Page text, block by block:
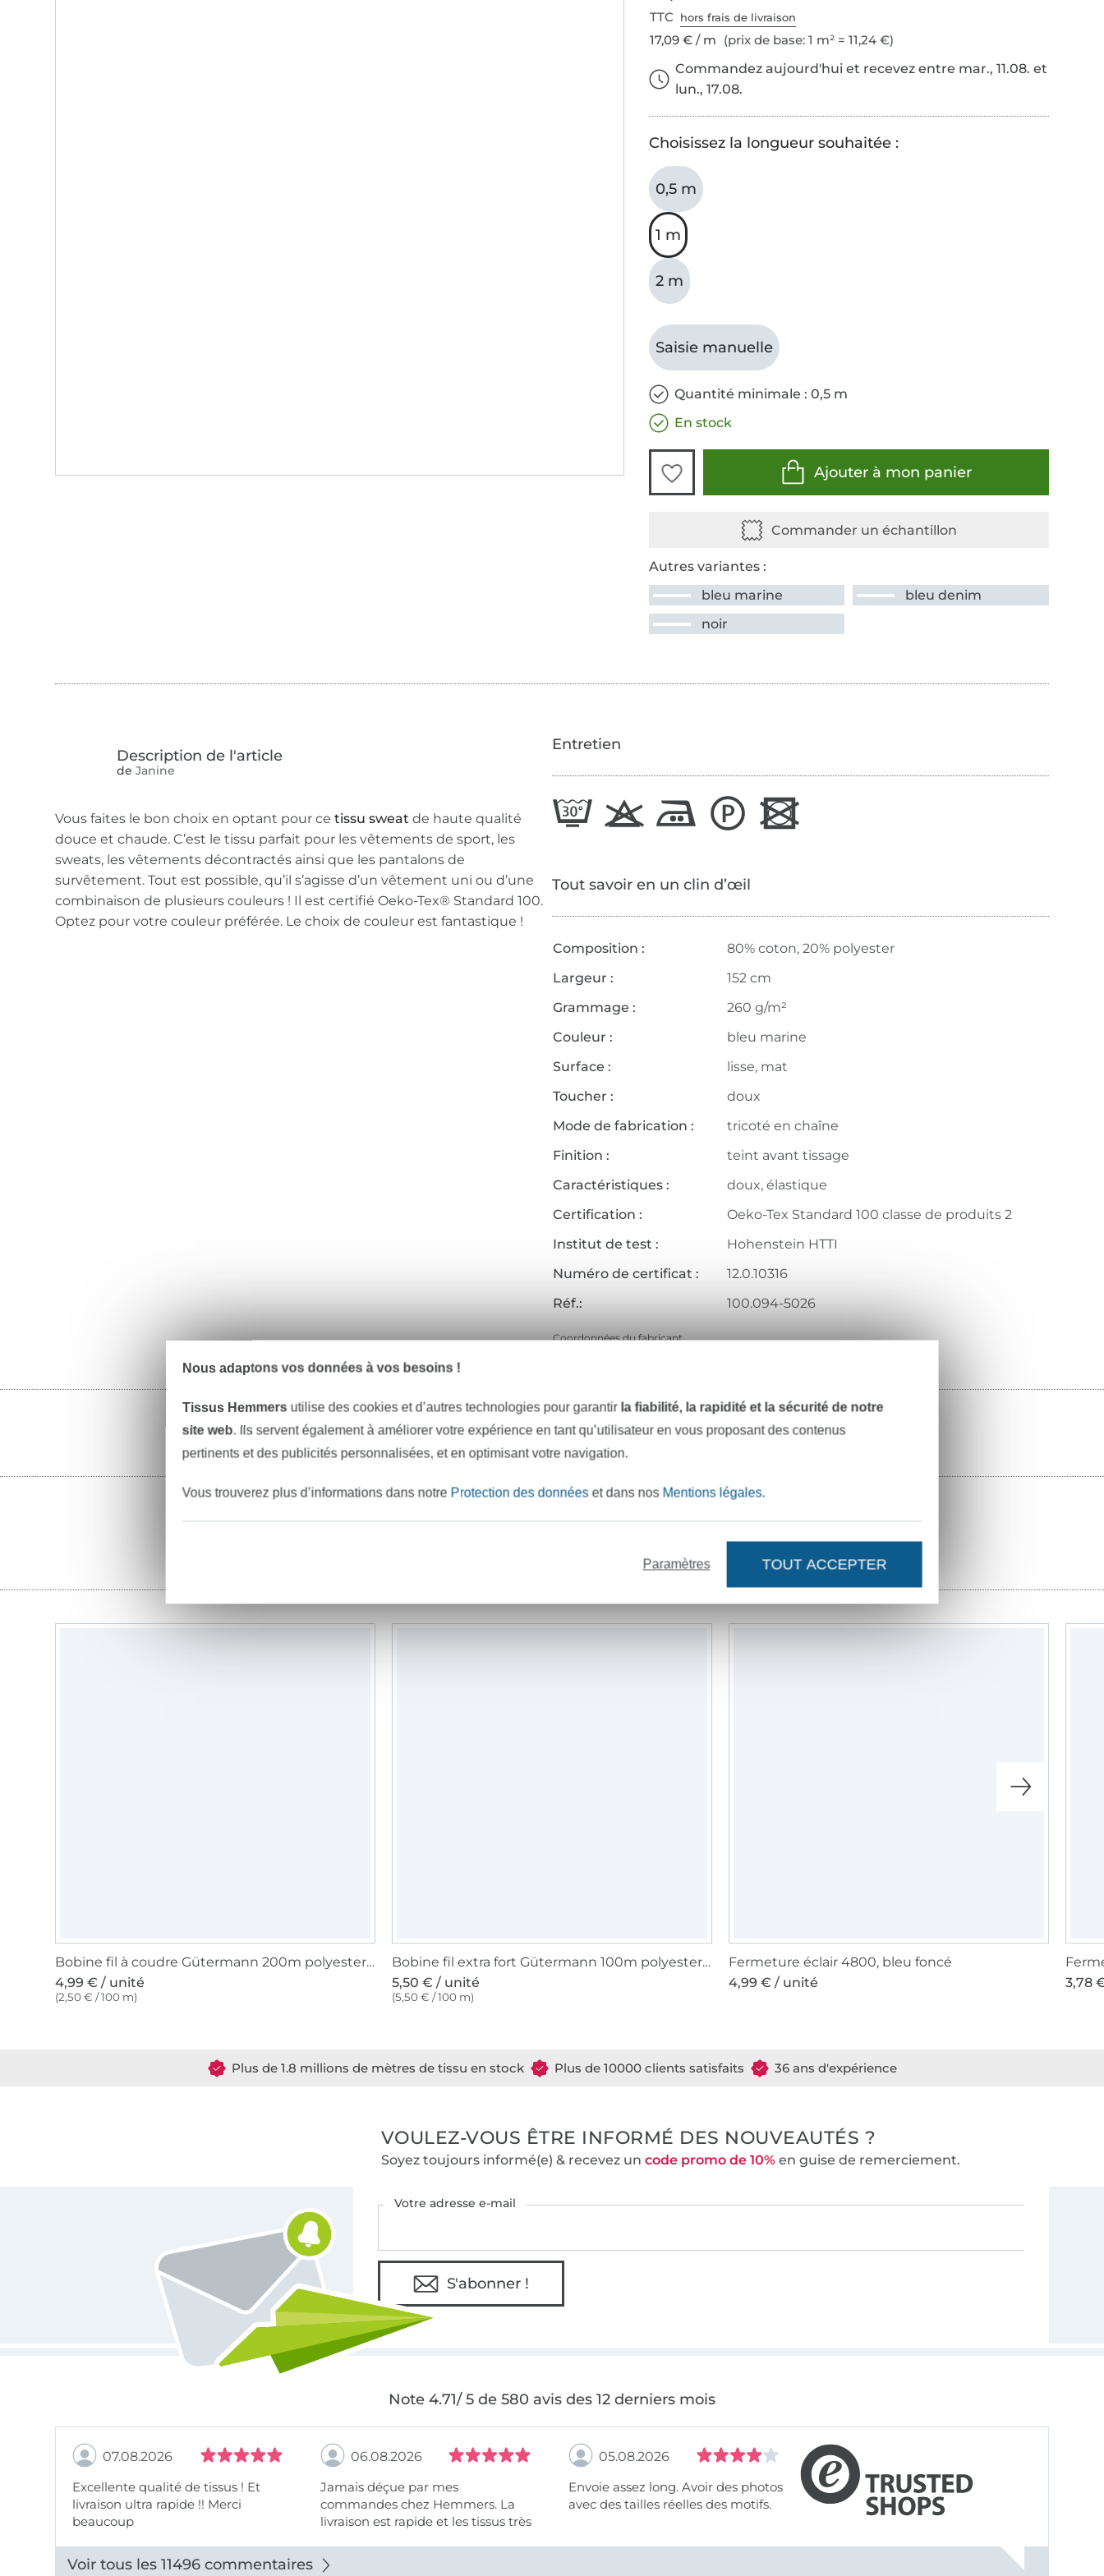
TTC hors frais de livraison
17,09 € / m (prix de base: 1 m² = 11,24 €)
Commandez aujourd'hui et recevez entre mar., 11.08. et
lun., 17.08.
Choisissez la longueur souhaitée :
0,5 m
1 m
2 m
Saisie manuelle
Quantité minimale : 0,5 m
En stock
Ajouter à mon panier
Autres variantes :
bleu marine
bleu denim
noir
de Janine
Vous faites le bon choix en optant pour cetissu sweat de haute qualité
douce et chaude. C’est le tissu parfait pour les vêtements de sport, les
sweats, les vêtements décontractés ainsi que les pantalons de
survêtement. Tout est possible, qu’il s’agisse d’un vêtement uni ou d’une
combinaison de plusieurs couleurs ! Il est certifié Oeko-Tex® Standard 100.
Optez pour votre couleur préférée. Le choix de couleur est fantastique !
Entretien
Tout savoir en un clin d’œil
Composition :
80% coton, 20% polyester
Largeur :
152 cm
Grammage :
260 g/m²
Couleur :
bleu marine
Surface :
lisse, mat
Toucher :
doux
Mode de fabrication :
tricoté en chaîne
Finition :
teint avant tissage
Caractéristiques :
doux, élastique
Certification :
Oeko-Tex Standard 100 classe de produits 2
Institut de test :
Hohenstein HTTI
Numéro de certificat :
12.0.10316
Réf.:
100.094-5026
Coordonnées du fabricant
Articles assortis
mercerie patrons de couture
Bobine fil à coudre Gütermann 200m polyester, (711) bleu marine
4,99 € / unité
(2,50 € / 100 m)
Bobine fil extra fort Gütermann 100m polyester, (339) bleu
5,50 € / unité
(5,50 € / 100 m)
Fermeture éclair 4800, bleu foncé
4,99 € / unité
3,78
Plus de 1.8 millions de mètres de tissu en stock Plus de 10000 clients satisfaits 36 ans d'expérience
VOULEZ-VOUS ÊTRE INFORMÉ DES NOUVEAUTÉS ?
Soyez toujours informé(e) & recevez un code promo de 10%en guise de remerciement.
Votre adresse e-mail
S'abonner !
Note 4.71/ 5 de 580 avis des 12 derniers mois
07.08.2026
Excellente qualité de tissus ! Et
livraison ultra rapide !! Merci
beaucoup
06.08.2026
Jamais déçue par mes
commandes chez Hemmers. La
livraison est rapide et les tissus très
05.08.2026
Envoie assez long. Avoir des photos
avec des tailles réelles des motifs.
Voir tous les 11496 commentaires
Nous adaptons vos données à vos besoins !
Tissus Hemmers utilise des cookies et d’autres technologies pour garantir la fiabilité, la rapidité et la sécurité de notre
site web. Ils servent également à améliorer votre expérience en tant qu’utilisateur en vous proposant des contenus
pertinents et des publicités personnalisées, et en optimisant votre navigation.
Vous trouverez plus d’informations dans notre Protection des donnéeset dans nos Mentions légales.
Paramètres TOUT ACCEPTER